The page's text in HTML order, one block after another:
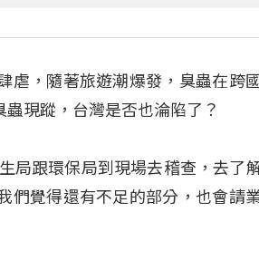
虐，隨著旅遊潮爆發，臭蟲在跨
現蹤，台灣是否也淪陷了？
局跟環保局到現場去稽查，去了
們覺得還有不足的部分，也會請